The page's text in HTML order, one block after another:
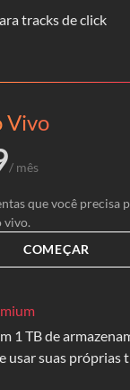
tracks de click
Vivo
/ mês
que você precisa
vivo.
COMEÇAR
1 TB de
usar suas próprias